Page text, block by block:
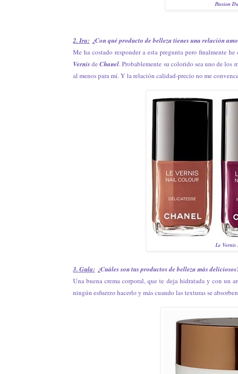
Passion
2. Ira: ¿Con qué producto de belleza tienes una relación
Me ha costado responder a esta pregunta pero finalmente
VernisdeChanel. Probablemente su colorido sea uno de los
al menos para mí. Y la relación calidad-precio no me
Le Vernis
3. Gula: ¿Cuáles son tus productos de belleza más
Una buena crema corporal, que te deja hidratada y con un
ningún esfuerzo hacerlo y más cuando las texturas se